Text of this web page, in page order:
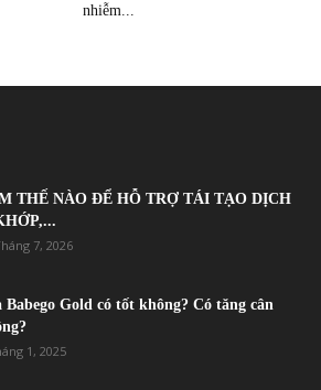
nhiễm...
THẾ NÀO ĐỂ HỖ TRỢ TÁI TẠO DỊCH
7, 2026
Babego Gold có tốt không? Có tăng cân
1, 2025